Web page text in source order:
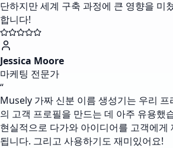
단하지만 세계 구축 과정에 큰 영향을 미
합니다!
Jessica Moore
마케팅 전문가
“
Musely 가짜 신분 이름 생성기는 우리
의 고객 프로필을 만드는 데 아주 유용했
현실적으로 다가와 아이디어를 고객에게
됩니다. 그리고 사용하기도 재미있어요!